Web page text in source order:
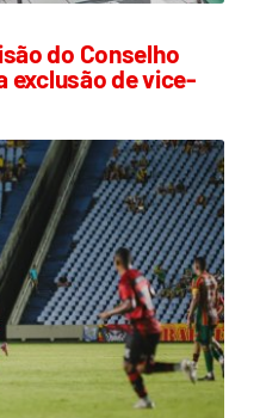
do Conselho
exclusão de vice-